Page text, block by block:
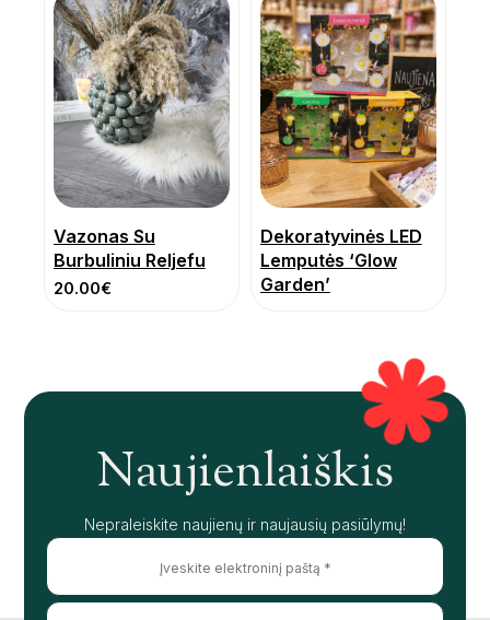
Vazonas Su
Burbuliniu Reljefu
20.00€
Dekoratyvinės LED
Lemputės ‘Glow
Garden’
Naujienlaiškis
Nepraleiskite naujienų ir naujausių pasiūlymų!